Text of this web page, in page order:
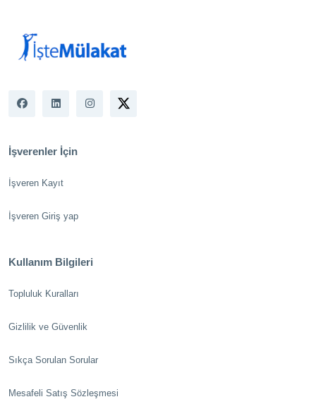
İşverenler İçin
İşveren Kayıt
İşveren Giriş yap
Kullanım Bilgileri
Topluluk Kuralları
Gizlilik ve Güvenlik
Sıkça Sorulan Sorular
Mesafeli Satış Sözleşmesi